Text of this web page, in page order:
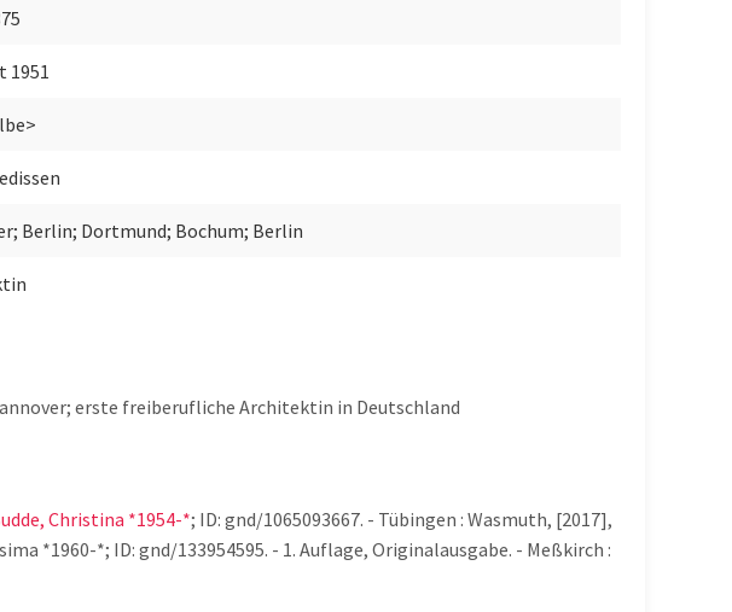
1951
Berlin; Dortmund; Bochum; Berlin
erste freiberufliche Architektin in Deutschland
Christina *1954-*; ID: gnd/1065093667. - Tübingen : Wasmuth, [2017],
*1960-*; ID: gnd/133954595. - 1. Auflage, Originalausgabe. - Meßkirch :